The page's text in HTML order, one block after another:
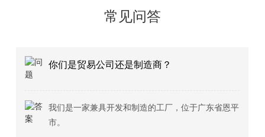
常见问答
造商？
的工厂，位于广东省恩平
你们的交货时间是多长？
天。具体交期据订单数量而定